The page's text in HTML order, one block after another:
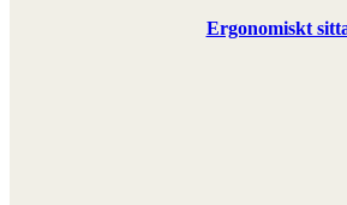
Ergonomiskt